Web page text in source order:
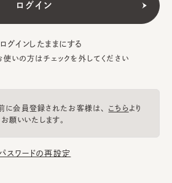
ログインしたままにする
いの方はチェックを外してください
会員登録されたお客様は、 こちらより
願いいたします。
スワードの再設定